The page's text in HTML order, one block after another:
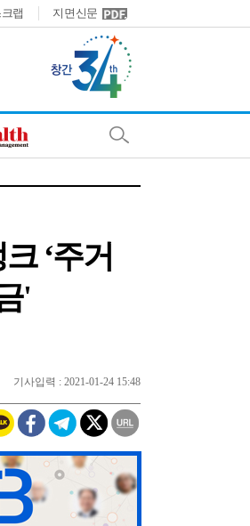
랩 지면신문
‘주거
'
기사입력 : 2021-01-24 15:48